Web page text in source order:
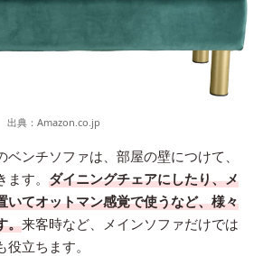
出典： Amazon.co.jp
ンチソファは、部屋の壁につけて、
す。 ダイニングチェアにしたり、メ
いてオットマン感覚で使うなど、様々
。来客時など、メインソファだけでは
立ちます。